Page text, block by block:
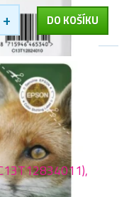
+ DO KOŠÍKU